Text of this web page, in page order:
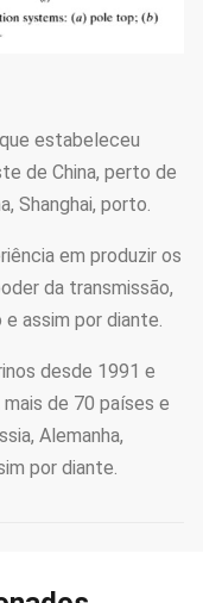
estabeleceu
de China, perto de
Shanghai, porto.
em produzir os
da transmissão,
assim por diante.
desde 1991 e
de 70 países e
Alemanha,
por diante.